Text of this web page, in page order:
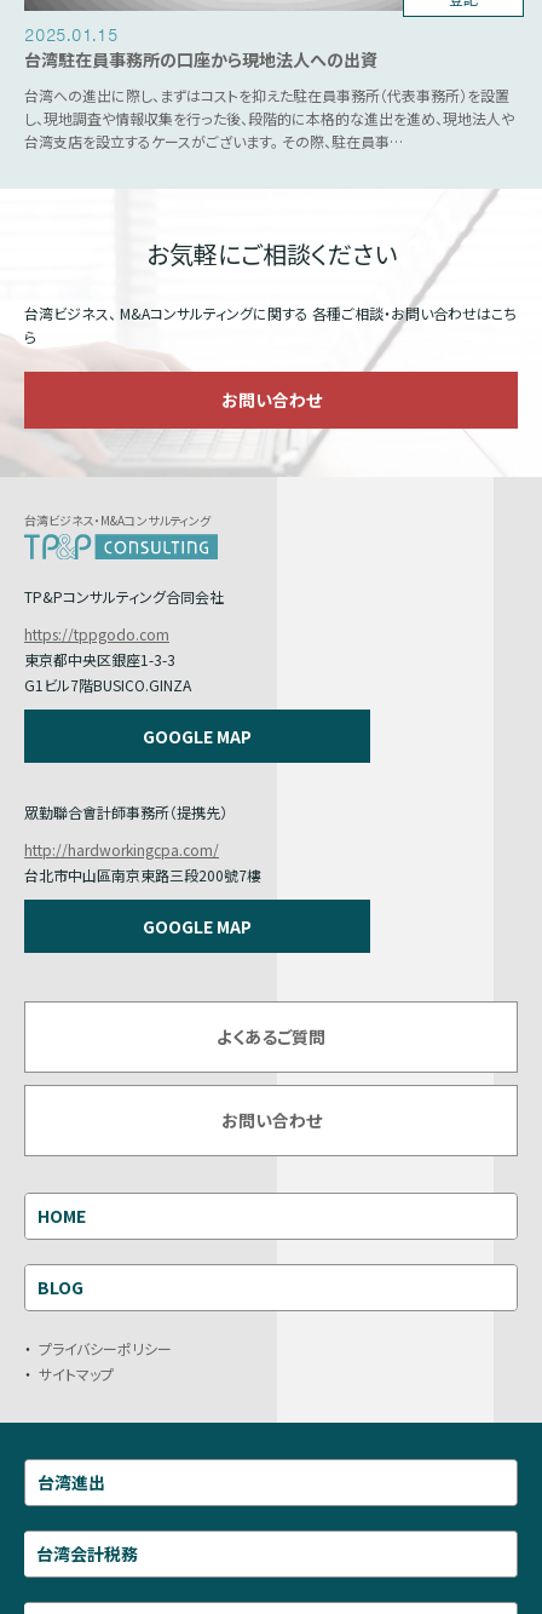
2025.01.15
台湾駐在員事務所の口座から現地法人への出資
台湾への進出に際し、まずはコストを抑えた駐在員事務所（代表事務所）を設置
し、現地調査や情報収集を行った後、段階的に本格的な進出を進め、現地法人や
台湾支店を設立するケースがございます。 その際、駐在員事…
お気軽にご相談ください
台湾ビジネス、 M&Aコンサルティングに関する 各種ご相談・お問い合わせはこち
ら
お問い合わせ
台湾ビジネス・M&Aコンサルティング
TP&Pコンサルティング合同会社
https://tppgodo.com
東京都中央区銀座1-3-3
G1ビル7階BUSICO.GINZA
GOOGLE MAP
眾勤聯合會計師事務所（提携先）
http://hardworkingcpa.com/
台北市中山區南京東路三段200號7樓
GOOGLE MAP
よくあるご質問
お問い合わせ
HOME
BLOG
プライバシーポリシー
サイトマップ
台湾進出
台湾会計税務